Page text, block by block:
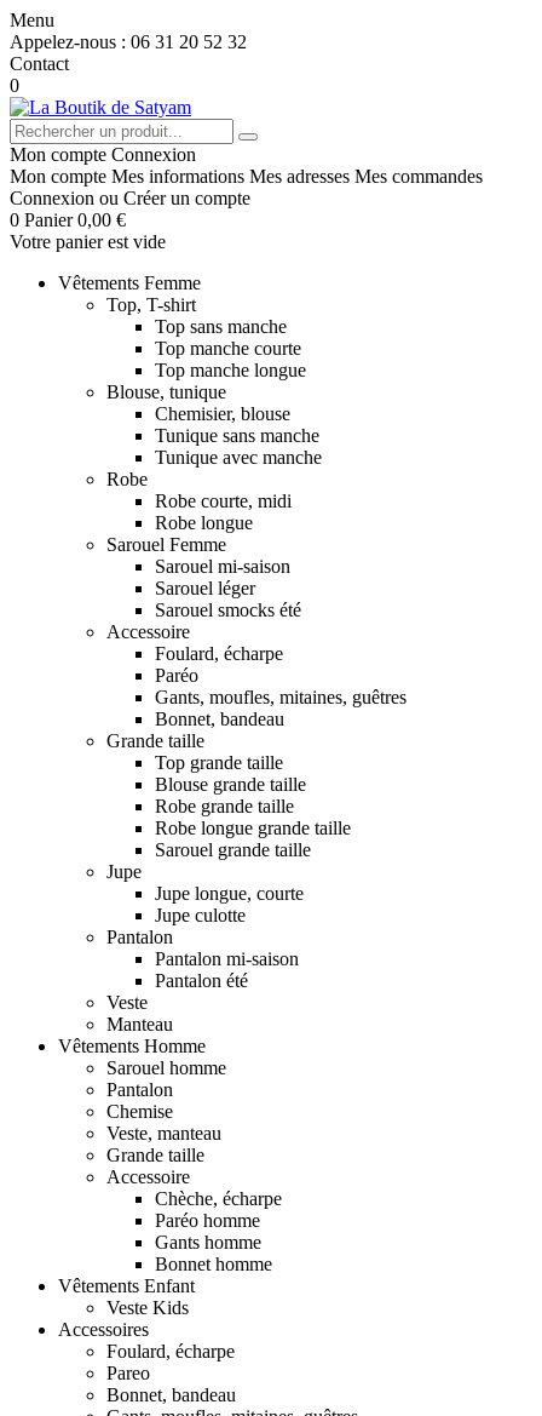
Menu
Appelez-nous : 06 31 20 52 32
Contact
0
Mon compte Connexion
Mon compte Mes informations Mes adresses Mes commandes
Connexion ou Créer un compte
0 Panier 0,00 €
Votre panier est vide
Vêtements Femme
Top, T-shirt
Top sans manche
Top manche courte
Top manche longue
Blouse, tunique
Chemisier, blouse
Tunique sans manche
Tunique avec manche
Robe
Robe courte, midi
Robe longue
Sarouel Femme
Sarouel mi-saison
Sarouel léger
Sarouel smocks été
Accessoire
Foulard, écharpe
Paréo
Gants, moufles, mitaines, guêtres
Bonnet, bandeau
Grande taille
Top grande taille
Blouse grande taille
Robe grande taille
Robe longue grande taille
Sarouel grande taille
Jupe
Jupe longue, courte
Jupe culotte
Pantalon
Pantalon mi-saison
Pantalon été
Veste
Manteau
Vêtements Homme
Sarouel homme
Pantalon
Chemise
Veste, manteau
Grande taille
Accessoire
Chèche, écharpe
Paréo homme
Gants homme
Bonnet homme
Vêtements Enfant
Veste Kids
Accessoires
Foulard, écharpe
Pareo
Bonnet, bandeau